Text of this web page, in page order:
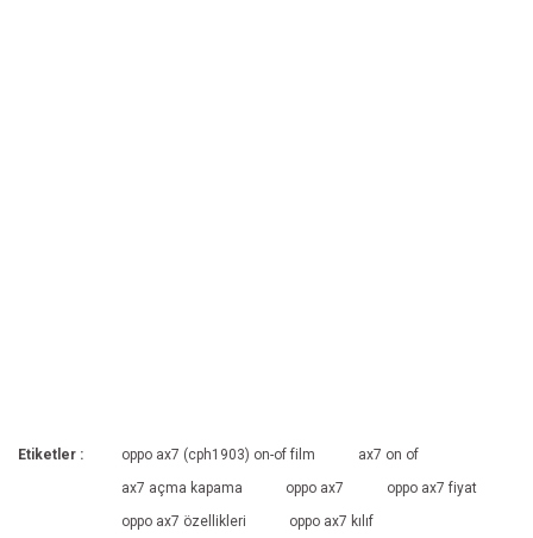
Etiketler : oppo ax7 (cph1903) on-of film
ax7 on of
ax7 açma kapama
oppo ax7
oppo ax7 fiyat
oppo ax7 özellikleri
oppo ax7 kılıf